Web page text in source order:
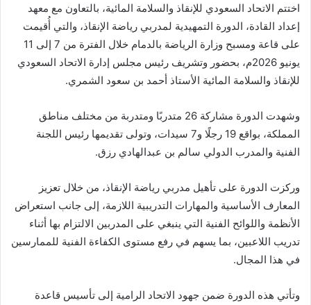
اختتم الاتحاد السعودي للإنقاذ والسلامة المائية، بالتعاون مع معهد
إعداد القادة، الدورة التمهيدية لمدربي رياضة الإنقاذ، والتي أُقيمت
على قاعة ومسبح وزارة الرياضة بالدمام خلال الفترة من 7 إلى 11
يونيو 2026م، بحضور وتشريف رئيس مجلس إدارة الاتحاد السعودي
للإنقاذ والسلامة المائية الأستاذ أحمد بن سعود الشمري.
وشهدت الدورة مشاركة 26 متدربًا ومتدربة من مختلف مناطق
المملكة، بواقع 19 رجلًا و7 سيدات، وتولى تقديمها رئيس اللجنة
الفنية والمدرب الدولي سالم بن عبدالهادي رزق.
وركزت الدورة على تأهيل مدربي رياضة الإنقاذ، من خلال تعزيز
المعارف الأساسية والمهارات التدريبية اللازمة، إلى جانب استعراض
الأنظمة واللوائح الفنية التي ينبغي على المدربين الالتزام بها أثناء
تدريب اللاعبين، بما يسهم في رفع مستوى الكفاءة الفنية للممارسين
في هذا المجال.
وتأتي هذه الدورة ضمن جهود الاتحاد الرامية إلى تأسيس قاعدة